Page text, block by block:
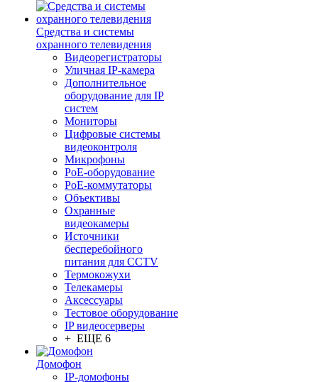
Средства и системы
охранного телевидения
Видеорегистраторы
Уличная IP-камера
Дополнительное
оборудование для IP
систем
Мониторы
Цифровые системы
видеоконтроля
Микрофоны
PoE-оборудование
PoE-коммутаторы
Объективы
Охранные
видеокамеры
Источники
бесперебойного
питания для CCTV
Термокожухи
Телекамеры
Аксессуары
Тестовое оборудование
IP видеосерверы
+ ЕЩЕ 6
Домофон
IP-домофоны